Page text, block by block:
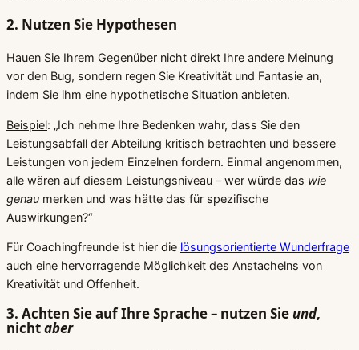
2. Nutzen Sie Hypothesen
Hauen Sie Ihrem Gegenüber nicht direkt Ihre andere Meinung
vor den Bug, sondern regen Sie Kreativität und Fantasie an,
indem Sie ihm eine hypothetische Situation anbieten.
Beispiel: „Ich nehme Ihre Bedenken wahr, dass Sie den
Leistungsabfall der Abteilung kritisch betrachten und bessere
Leistungen von jedem Einzelnen fordern. Einmal angenommen,
alle wären auf diesem Leistungsniveau – wer würde das wie
genau merken und was hätte das für spezifische
Auswirkungen?“
Für Coachingfreunde ist hier die lösungsorientierte Wunderfrage
auch eine hervorragende Möglichkeit des Anstachelns von
Kreativität und Offenheit.
3. Achten Sie auf Ihre Sprache – nutzen Sie und,
nichtaber